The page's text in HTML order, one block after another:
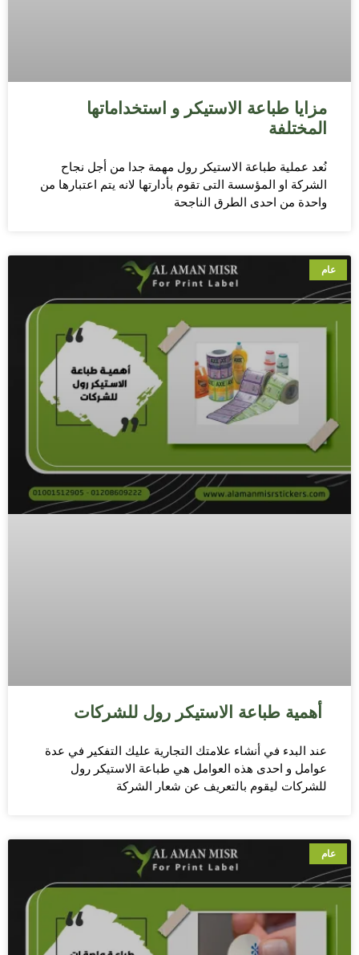
مزايا طباعة الاستيكر و استخداماتها
المختلفة
نُعد عملية طباعة الاستيكر رول مهمة جدا من أجل نجاح
الشركة او المؤسسة التى تقوم بأدارتها لانه يتم اعتبارها من
واحدة من احدى الطرق الناجحة
عام
أهمية طباعة الاستيكر رول للشركات
عند البدء في أنشاء علامتك التجارية عليك التفكير في عدة
عوامل و احدى هذه العوامل هي طباعة الاستيكر رول
للشركات ليقوم بالتعريف عن شعار الشركة
عام